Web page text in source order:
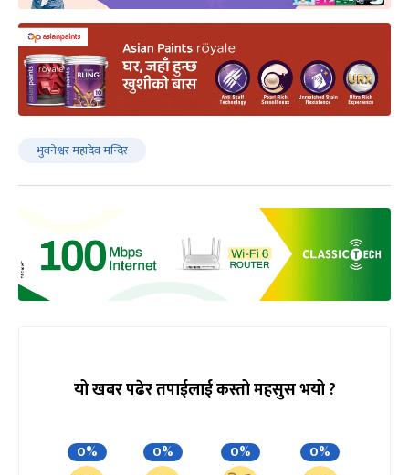
भुवनेश्वर महादेव मन्दिर
यो खबर पढेर तपाईलाई कस्तो महसुस भयो ?
0% 0% 0% 0%